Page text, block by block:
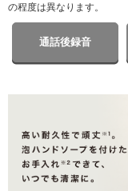
の程度は異なります。
通話後録音